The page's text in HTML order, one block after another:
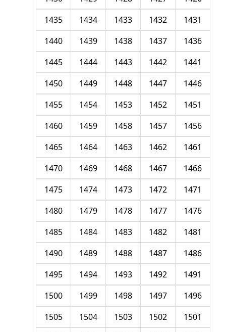
1431
1432
1433
1434
1435
1436
1437
1438
1439
1440
1441
1442
1443
1444
1445
1446
1447
1448
1449
1450
1451
1452
1453
1454
1455
1456
1457
1458
1459
1460
1461
1462
1463
1464
1465
1466
1467
1468
1469
1470
1471
1472
1473
1474
1475
1476
1477
1478
1479
1480
1481
1482
1483
1484
1485
1486
1487
1488
1489
1490
1491
1492
1493
1494
1495
1496
1497
1498
1499
1500
1501
1502
1503
1504
1505